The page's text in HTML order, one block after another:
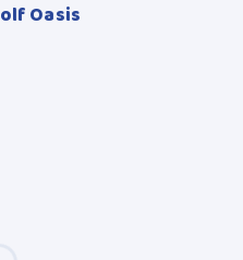
Oasis